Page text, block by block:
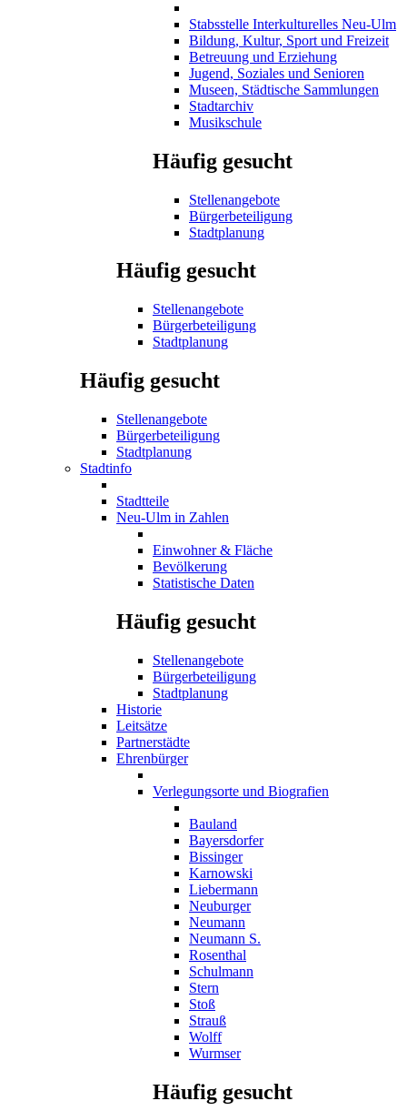
Stabsstelle Interkulturelles Neu-Ulm
Bildung, Kultur, Sport und Freizeit
Betreuung und Erziehung
Jugend, Soziales und Senioren
Museen, Städtische Sammlungen
Stadtarchiv
Musikschule
Häufig gesucht
Stellenangebote
Bürgerbeteiligung
Stadtplanung
Häufig gesucht
Stellenangebote
Bürgerbeteiligung
Stadtplanung
Häufig gesucht
Stellenangebote
Bürgerbeteiligung
Stadtplanung
Stadtinfo
Stadtteile
Neu-Ulm in Zahlen
Einwohner & Fläche
Bevölkerung
Statistische Daten
Häufig gesucht
Stellenangebote
Bürgerbeteiligung
Stadtplanung
Historie
Leitsätze
Partnerstädte
Ehrenbürger
Verlegungsorte und Biografien
Bauland
Bayersdorfer
Bissinger
Karnowski
Liebermann
Neuburger
Neumann
Neumann S.
Rosenthal
Schulmann
Stern
Stoß
Strauß
Wolff
Wurmser
Häufig gesucht